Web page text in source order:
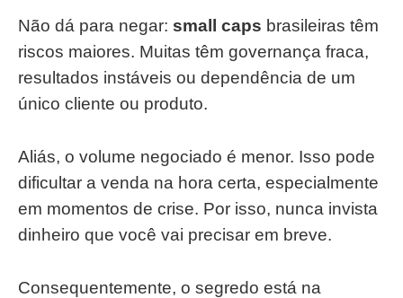
Não dá para negar: small caps brasileiras têm
riscos maiores. Muitas têm governança fraca,
resultados instáveis ou dependência de um
único cliente ou produto.
Aliás, o volume negociado é menor. Isso pode
dificultar a venda na hora certa, especialmente
em momentos de crise. Por isso, nunca invista
dinheiro que você vai precisar em breve.
Consequentemente, o segredo está na